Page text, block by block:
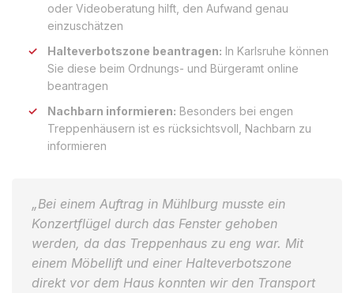
oder Videoberatung hilft, den Aufwand genau
einzuschätzen
Halteverbotszone beantragen: In Karlsruhe können
Sie diese beim Ordnungs- und Bürgeramt online
beantragen
Nachbarn informieren: Besonders bei engen
Treppenhäusern ist es rücksichtsvoll, Nachbarn zu
informieren
„Bei einem Auftrag in Mühlburg musste ein
Konzertflügel durch das Fenster gehoben
werden, da das Treppenhaus zu eng war. Mit
einem Möbellift und einer Halteverbotszone
direkt vor dem Haus konnten wir den Transport